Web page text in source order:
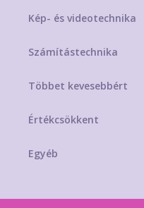
Kép- és videotechnika
Számítástechnika
Többet kevesebbért
Értékcsökkent
Egyéb